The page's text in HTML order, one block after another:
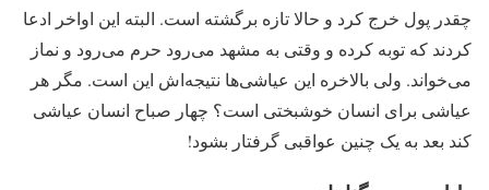
چقدر پول خرج کرد و حالا تازه برگشته است. البته این اواخر ادعا
کردند که توبه کرده و وقتی به مشهد می‌رود حرم می‌رود و نماز
می‌خواند. ولی بالاخره این عیاشی‌ها نتیجه‌اش این است. مگر هر
عیاشی برای انسان خوشبختی است؟ چهار صباح انسان عیاشی
کند بعد به یک چنین عواقبی گرفتار بشود!